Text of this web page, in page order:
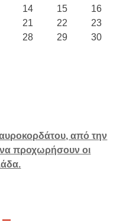
14 15
16
21 22
23
28 29
30
από την
προχωρήσουν οι